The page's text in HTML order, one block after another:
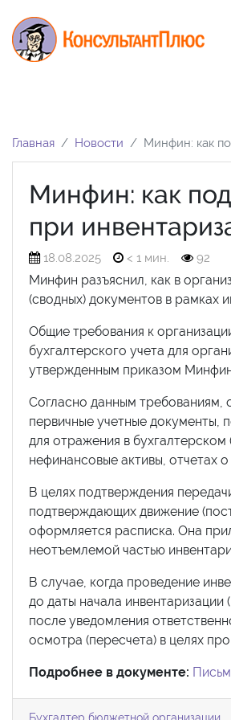
Главная Новости Минфин: как
Минфин: как
при
18.08.2025 < 1 мин. 92
Минфин разъяснил, как в
(сводных) документов в рамках
Общие требования к
бухгалтерского учета для
утвержденным приказом
Согласно данным требованиям,
первичные учетные документы,
для отражения в
нефинансовые активы, отчетах
В целях подтверждения
подтверждающих движение
оформляется расписка. Она
неотъемлемой частью
В случае, когда проведение
до даты начала инвентаризации
после уведомления
осмотра (пересчета) в целях
Подробнее в документе:
Бухгалтер бюджетной организации